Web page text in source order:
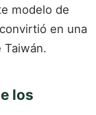
modelo de
en una
Taiwán.
los